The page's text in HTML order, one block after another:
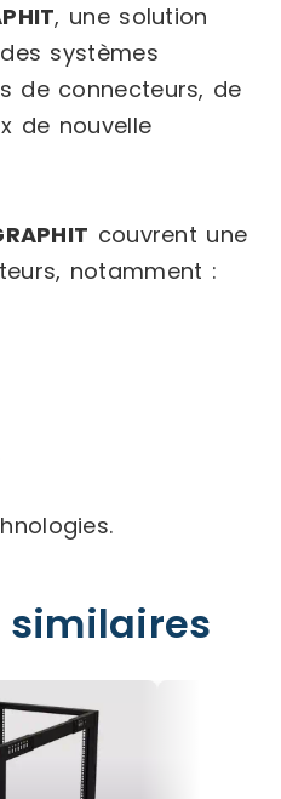
, une solution
systèmes
de connecteurs, de
de nouvelle
couvrent une
notamment :
similaires